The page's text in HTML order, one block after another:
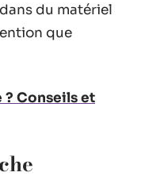
du matériel
que
Conseils et